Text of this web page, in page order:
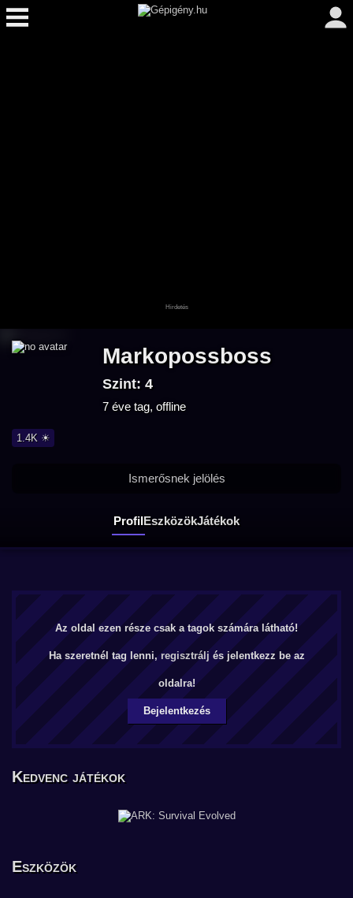
Markopossboss
Szint: 4
7 éve tag, offline
1.4K ☀
ProfilEszközökJátékok
Ismerősnek jelölés
Az oldal ezen része csak a tagok számára látható!
Ha szeretnél tag lenni, regisztrálj és jelentkezz be az
oldalra!
Bejelentkezés
Kedvenc játékok
Eszközök